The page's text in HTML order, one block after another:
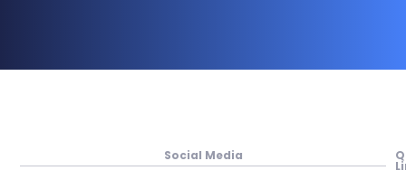
Social Media